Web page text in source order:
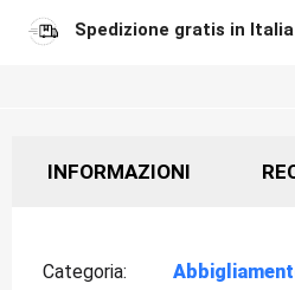
Spedizione gratis in
INFORMAZIONI
Categoria